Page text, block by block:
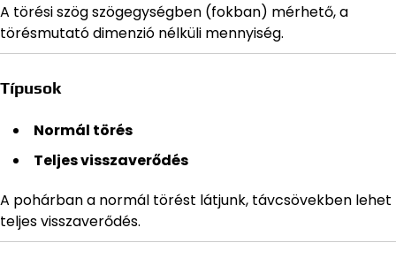
A törési szög szögegységben (fokban) mérhető, a
törésmutató dimenzió nélküli mennyiség.
Típusok
Normál törés
Teljes visszaverődés
A pohárban a normál törést látjunk, távcsövekben lehet
teljes visszaverődés.